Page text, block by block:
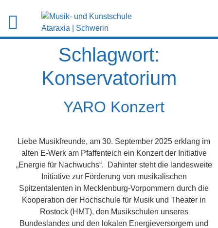
Schlagwort:
Konservatorium
YARO Konzert
Liebe Musikfreunde, am 30. September 2025 erklang im
alten E-Werk am Pfaffenteich ein Konzert der Initiative
„Energie für Nachwuchs“. Dahinter steht die landesweite
Initiative zur Förderung von musikalischen
Spitzentalenten in Mecklenburg-Vorpommern durch die
Kooperation der Hochschule für Musik und Theater in
Rostock (HMT), den Musikschulen unseres
Bundeslandes und den lokalen Energieversorgern und